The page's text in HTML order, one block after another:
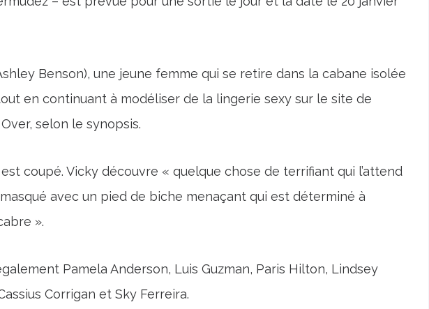
Benson), une jeune femme qui se retire dans la cabane isolée
en continuant à modéliser de la lingerie sexy sur le site de
selon le synopsis.
coupé. Vicky découvre « quelque chose de terrifiant qui l’attend
avec un pied de biche menaçant qui est déterminé à
».
Pamela Anderson, Luis Guzman, Paris Hilton, Lindsey
Corrigan et Sky Ferreira.